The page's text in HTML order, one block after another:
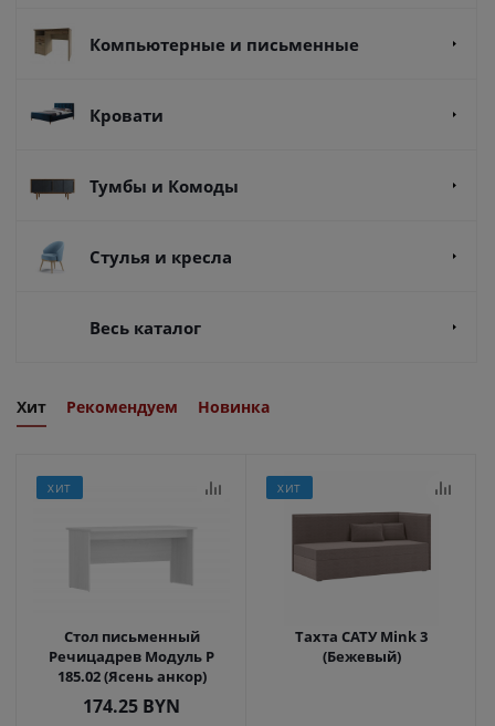
Компьютерные и письменные
Кровати
Тумбы и Комоды
Стулья и кресла
Весь каталог
Хит Рекомендуем Новинка
ХИТ
Стол письменный
Речицадрев Модуль Р
185.02 (Ясень анкор)
174.25 BYN
ХИТ
Тахта САТУ Mink 3
(Бежевый)